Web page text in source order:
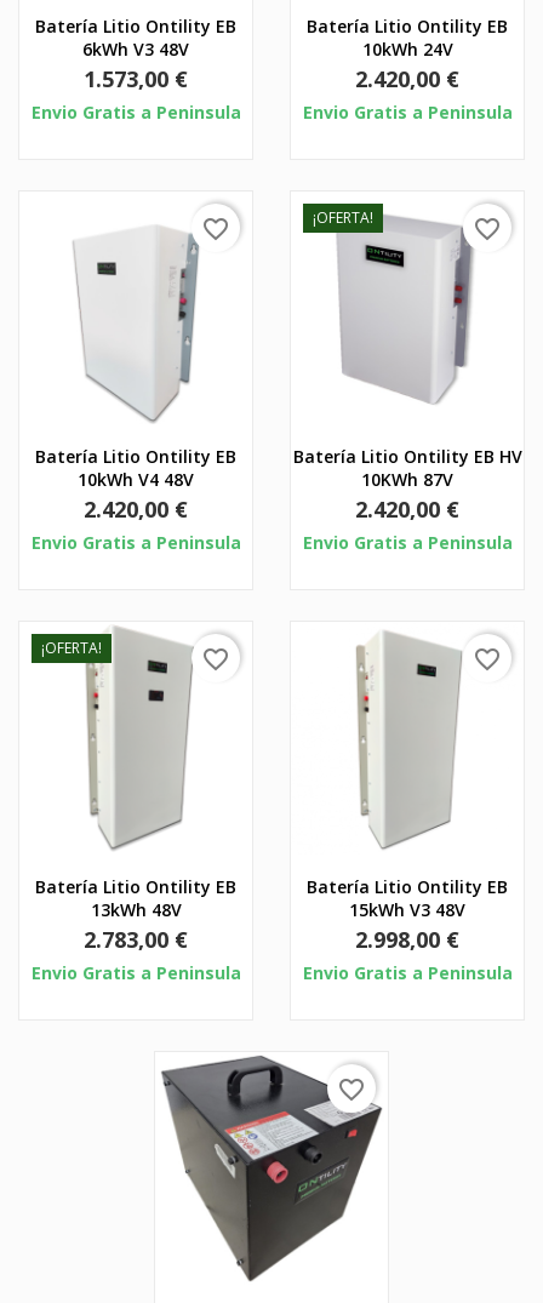
Batería Litio Ontility EB
6kWh V3 48V
Precio
1.573,00 €
Envio Gratis a Peninsula
Batería Litio Ontility EB
10kWh 24V
Precio
2.420,00 €
Envio Gratis a Peninsula
Batería Litio Ontility EB
10kWh V4 48V
Precio
2.420,00 €
Envio Gratis a Peninsula
favorite_border ¡OFERTA!
Batería Litio Ontility EB HV
10KWh 87V
Precio
2.420,00 €
Envio Gratis a Peninsula
favorite_border
¡OFERTA!
Batería Litio Ontility EB
13kWh 48V
Precio
2.783,00 €
Envio Gratis a Peninsula
favorite_border
Batería Litio Ontility EB
15kWh V3 48V
Precio
2.998,00 €
Envio Gratis a Peninsula
favorite_border
favorite_border